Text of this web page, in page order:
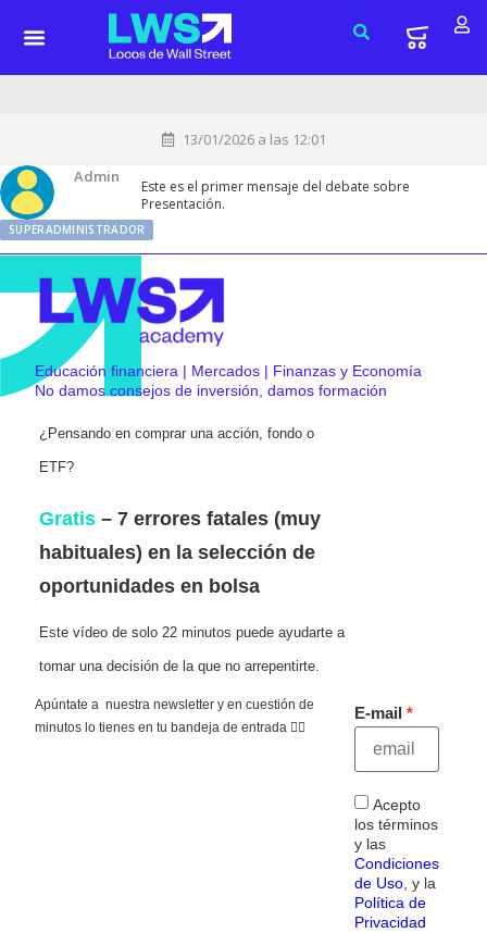
13/01/2026 a las 12:01
Admin
SUPERADMINISTRADOR
Este es el primer mensaje del debate sobre
Presentación.
Educación financiera | Mercados | Finanzas y Economía
No damos consejos de inversión, damos formación
¿Pensando en comprar una acción, fondo o
ETF?
Gratis – 7 errores fatales (muy
habituales) en la selección de
oportunidades en bolsa
Este vídeo de solo 22 minutos puede ayudarte a
tomar una decisión de la que no arrepentirte.
Apúntate a nuestra newsletter y en cuestión de
minutos lo tienes en tu bandeja de entrada 👇🏻
E-mail
Acepto
los términos
y las
Condiciones
de Uso, y la
Política de
Privacidad